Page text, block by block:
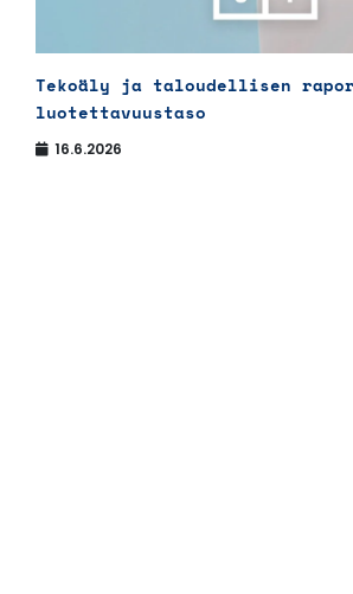
Tekoäly ja taloudellisen
luotettavuustaso
16.6.2026